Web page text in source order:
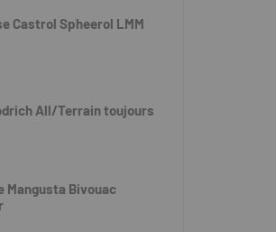
Castrol Spheerol LMM
All/Terrain toujours
Mangusta Bivouac